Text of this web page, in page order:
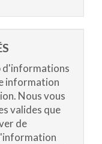
d'informations
information
Nous vous
valides que
de